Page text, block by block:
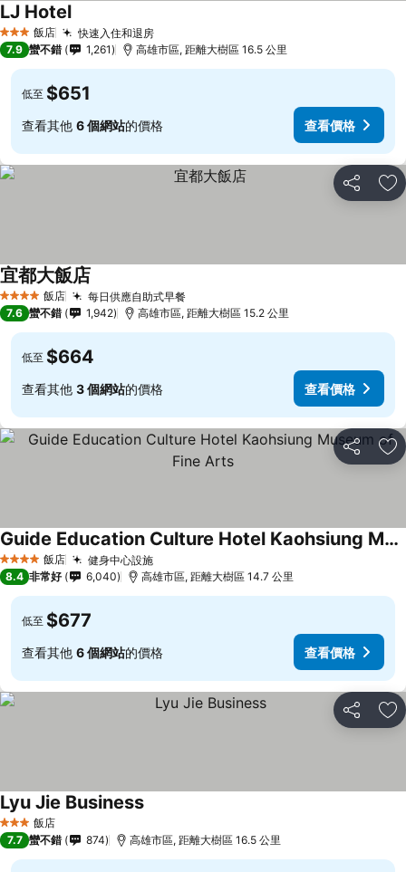
3 星級 飯店 快速入住和退房查看價格
LJ Hotel查看價格
7.9 蠻不錯 1,261 高雄市區, 距離大樹區 16.5 公里
低至 $651
查看其他 6 個網站的價格 查看價格
分享 加
4 星級 飯店 每日供應自助式早餐查看價格
宜都大飯店
7.6 蠻不錯 1,942 高雄市區, 距離大樹區 15.2 公里
低至 $664
查看其他 3 個網站的價格 查看價格
分享 加
4 星級 飯店 健身中心設施查看價格
Guide Education Culture Hotel Kaohsiung Museum of Fine Arts
查看價格
8.4 非常好 6,040 高雄市區, 距離大樹區 14.7 公里
低至 $677
查看其他 6 個網站的價格 查看價格
分享 加
3 星級 飯店
Lyu Jie Business查看價格
7.7 蠻不錯 874 高雄市區, 距離大樹區 16.5 公里